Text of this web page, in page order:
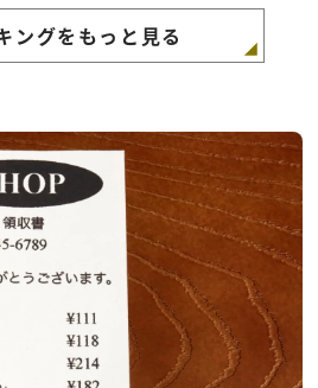
ングをもっと見る